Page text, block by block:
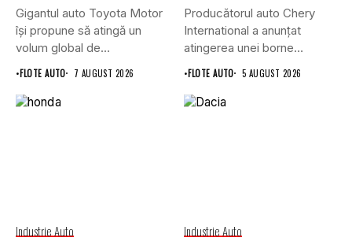
Gigantul auto Toyota Motor
își propune să atingă un
volum global de...
•FLOTE AUTO 7 AUGUST 2026
Producătorul auto Chery
International a anunțat
atingerea unei borne
istorice în industria...
•FLOTE AUTO 5 AUGUST 2026
Industrie Auto Industrie Auto